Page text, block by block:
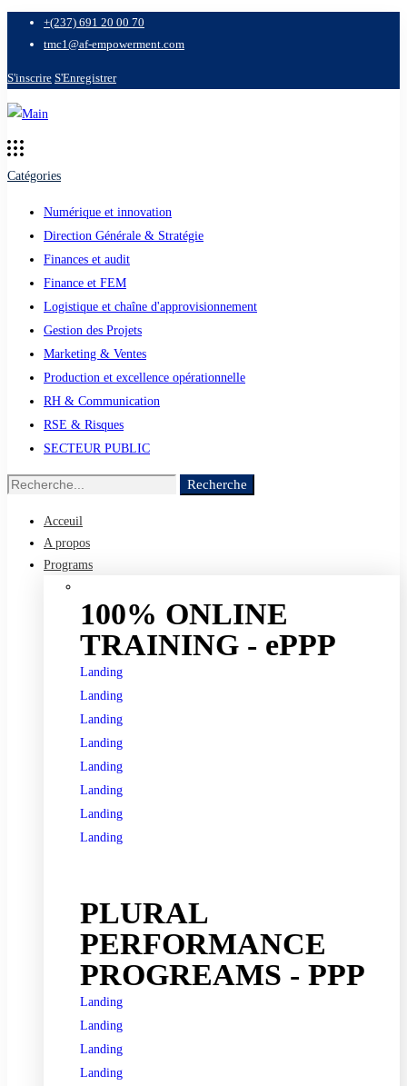
+(237) 691 20 00 70
tmc1@af-empowerment.com
S'inscrire S'Enregistrer
Catégories
Numérique et innovation
Direction Générale & Stratégie
Finances et audit
Finance et FEM
Logistique et chaîne d'approvisionnement
Gestion des Projets
Marketing & Ventes
Production et excellence opérationnelle
RH & Communication
RSE & Risques
SECTEUR PUBLIC
Recherche
Acceuil
A propos
Programs
100% ONLINE
TRAINING - ePPP
Landing
Landing
Landing
Landing
Landing
Landing
Landing
Landing
PLURAL
PERFORMANCE
PROGREAMS - PPP
Landing
Landing
Landing
Landing